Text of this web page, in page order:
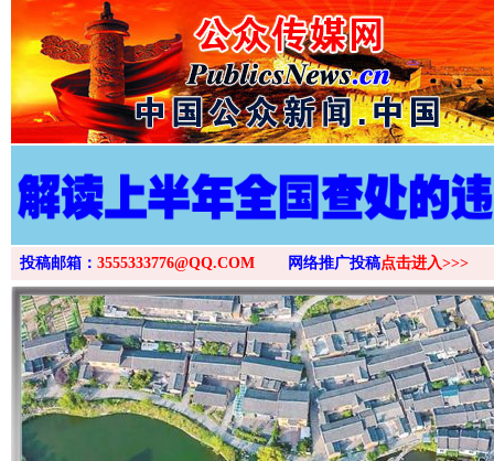
投稿邮箱： 3555333776@QQ.COM 网络推广投稿点击进入>>>